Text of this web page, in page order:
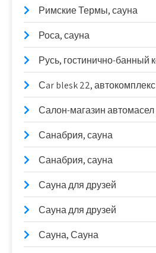
Римские Термы, сауна
Роса, сауна
Русь, гостинично-банный
Сar blesk 22, автокомплекс
Салон-магазин автомасел
Санабрия, сауна
Санабрия, сауна
Сауна для друзей
Сауна для друзей
Сауна, Сауна